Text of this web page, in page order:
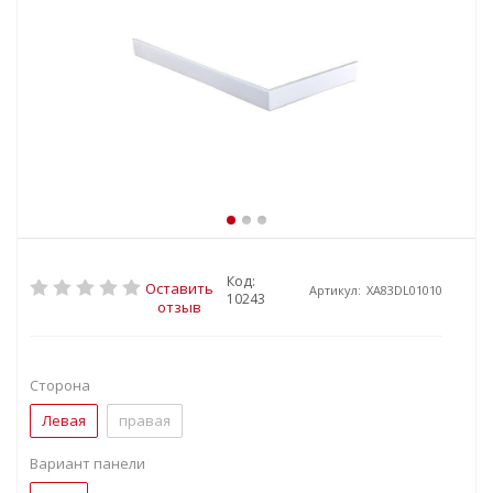
Оставить
отзыв
Код:
10243
Артикул: XA83DL01010
Сторона
Левая
правая
Вариант панели